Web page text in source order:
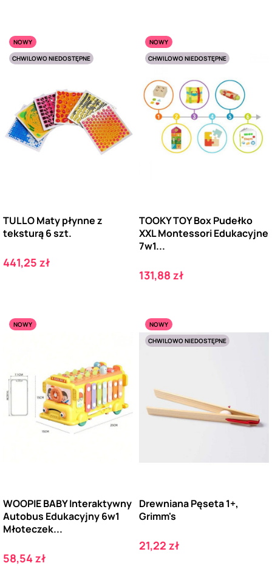
NOWY
CHWILOWO NIEDOSTĘPNE
TULLO Maty płynne z
teksturą 6 szt.
Cena
441,25 zł
NOWY
CHWILOWO NIEDOSTĘPNE
TOOKY TOY Box Pudełko
XXL Montessori Edukacyjne
7w1...
Cena
131,88 zł
NOWY
WOOPIE BABY Interaktywny
Autobus Edukacyjny 6w1
Młoteczek...
Cena
58,54 zł
NOWY
CHWILOWO NIEDOSTĘPNE
Drewniana Pęseta 1+,
Grimm's
Cena
21,22 zł